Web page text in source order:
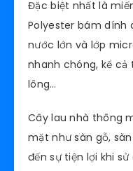
Đặc biệt nhất là
Polyester bám dính
nước lớn và lớp
nhanh chóng, kể
lông…
Cây lau nhà thông
mặt như sàn gỗ,
đến sự tiện lợi khi sử